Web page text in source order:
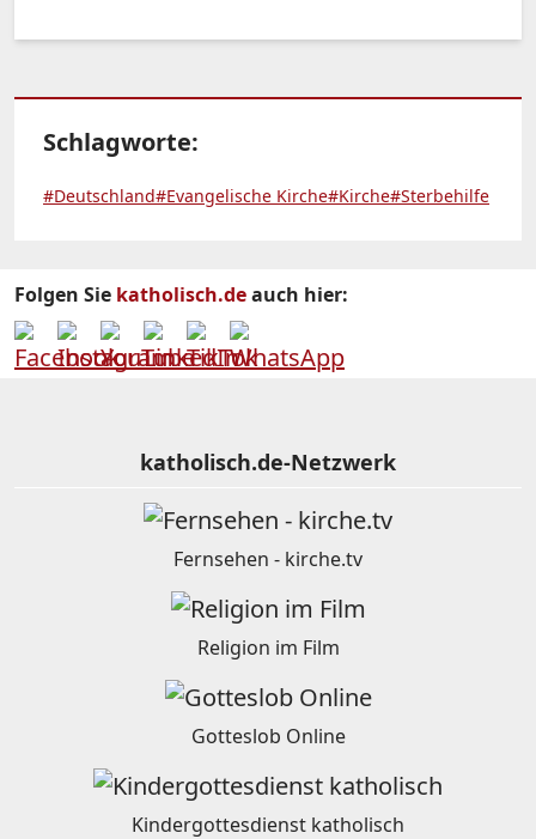
Schlagworte:
#Deutschland#Evangelische Kirche#Kirche#Sterbehilfe
Folgen Sie katholisch.deauch hier:
katholisch.de-Netzwerk
Fernsehen - kirche.tv
Religion im Film
Gotteslob Online
Kindergottesdienst katholisch